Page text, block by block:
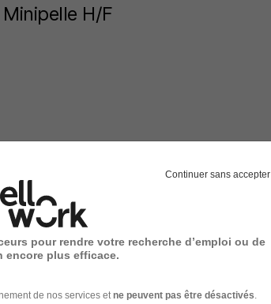
H/F
H/F
Continuer sans accepter
pour rendre votre recherche d’emploi ou de
encore plus efficace.
de nos services et ne peuvent pas être désactivés